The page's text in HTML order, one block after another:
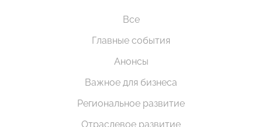
Все
Главные события
Анонсы
Важное для бизнеса
Региональное развитие
Отраслевое развитие